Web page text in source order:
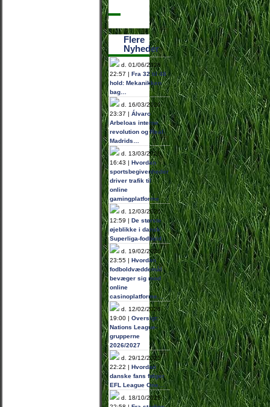
Flere
Nyheder
d. 01/06/2026
22:57 | Fra 32 til 48
hold: Mekanikken
bag…
d. 16/03/2026
23:37 | Álvaro
Arbeloas interne
revolution og Real
Madrids…
d. 13/03/2026
16:43 | Hvordan
sportsbegivenheder
driver trafik til
online
gamingplatforme
d. 12/03/2026
12:59 | De største
øjeblikke i dansk
Superliga-fodbold
d. 19/02/2026
23:55 | Hvordan
fodboldvæddemål
bevæger sig mod
online
casinoplatforme…
d. 12/02/2026
19:00 | Oversigt:
Nations League-
grupperne
2026/2027
d. 29/12/2025
22:22 | Hvordan
danske fans følger
EFL League One…
d. 18/10/2025